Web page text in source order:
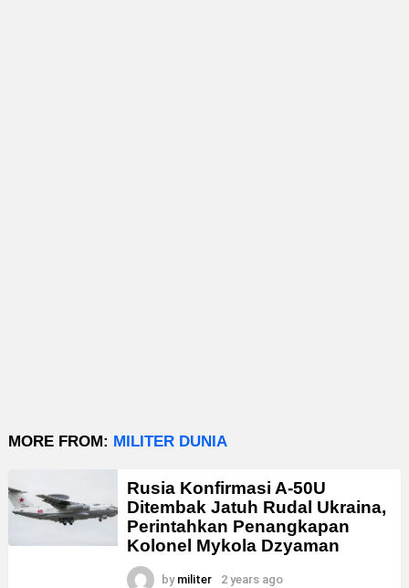
MORE FROM: MILITER DUNIA
Rusia Konfirmasi A-50U
Ditembak Jatuh Rudal Ukraina,
Perintahkan Penangkapan
Kolonel Mykola Dzyaman
by militer 2 years ago